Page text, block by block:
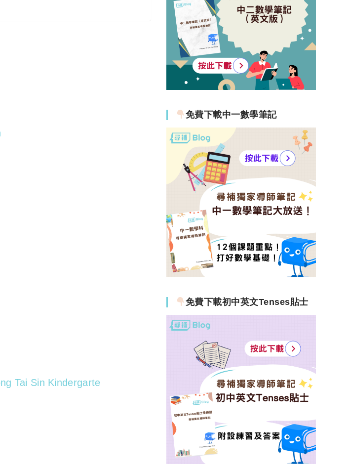
Tai Sin Kindergarte
免費下載中一數學筆記
免費下載初中英文Tenses貼士